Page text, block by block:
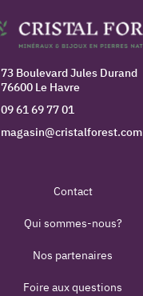
73 Boulevard Jules Durand
76600 Le Havre
09 61 69 77 01
magasin@cristalforest.com
Contact
Qui sommes-nous?
Nos partenaires
Foire aux questions